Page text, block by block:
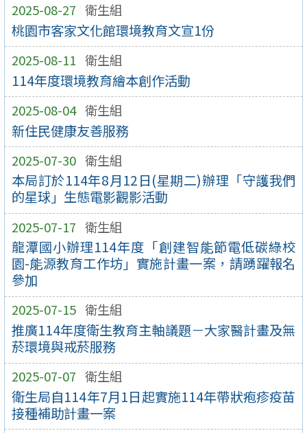
2025-08-27 衛生組
桃園市客家文化館環境教育文宣1份
2025-08-11 衛生組
114年度環境教育繪本創作活動
2025-08-04 衛生組
新住民健康友善服務
2025-07-30 衛生組
本局訂於114年8月12日(星期二)辦理「守護我們
的星球」生態電影觀影活動
2025-07-17 衛生組
龍潭國小辦理114年度「創建智能節電低碳綠校
園-能源教育工作坊」實施計畫一案，請踴躍報名
參加
2025-07-15 衛生組
推廣114年度衛生教育主軸議題－大家醫計畫及無
菸環境與戒菸服務
2025-07-07 衛生組
衛生局自114年7月1日起實施114年帶狀疱疹疫苗
接種補助計畫一案